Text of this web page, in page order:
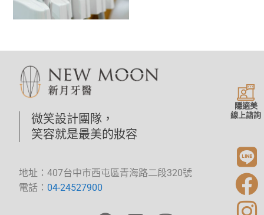
微笑設計團隊，
笑容就是最美的妝容
地址：407台中市西屯區青海路二段320號
電話： 04-24527900
隱適美
線上諮詢